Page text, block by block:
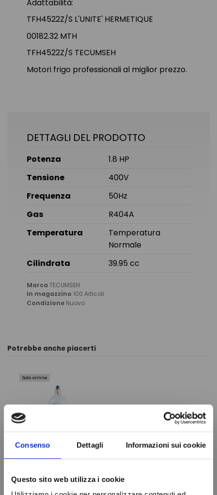
Consenso Dettagli Informazioni sui cookie
Questo sito web utilizza i cookie
Adattabilità:
TFH4522Z/S L'UNITE' HERMETIQUE
00182.32 MTH
TFH4522Z/S TECUMSEH
Motori frigo professionali al miglior prezzo.
DETTAGLI DEL PRODOTTO
Potenza
1.8 HP
Tensione
400V
Frequenza
50Hz
Gas
R404A
Temperatura
Temperatura
Normale
Cilindrata
39.95 cc
Marca TECUMSEH
In magazzino 100 Articoli
Condizione Nuovo
Potrebbe anche piacerti
Solo online
Gas